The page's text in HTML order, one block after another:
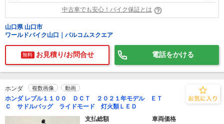
中古車でも安心！バイク保証とは
山口県 山口市
ワールドバイク山口｜バルコムスクエア
無料 お見積り/お問合せ 電話をかける
ホンダ 複数画像 動画
ホンダ レブル１１００ ＤＣＴ ２０２１年モデル ＥＴ
Ｃ サドルバッグ ライドモード 灯火類ＬＥＤ
支払総額
車両価格